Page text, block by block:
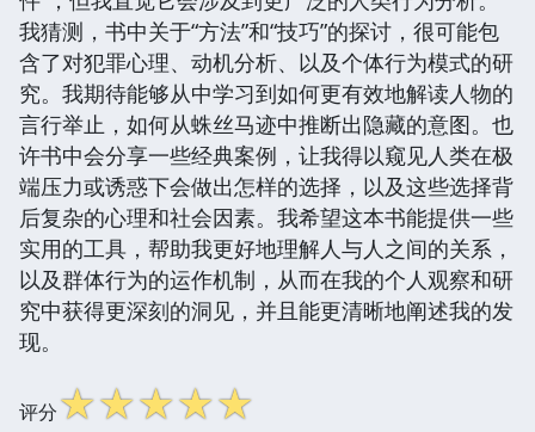
我猜测，书中关于“方法”和“技巧”的探讨，很可能包
含了对犯罪心理、动机分析、以及个体行为模式的研
究。我期待能够从中学习到如何更有效地解读人物的
言行举止，如何从蛛丝马迹中推断出隐藏的意图。也
许书中会分享一些经典案例，让我得以窥见人类在极
端压力或诱惑下会做出怎样的选择，以及这些选择背
后复杂的心理和社会因素。我希望这本书能提供一些
实用的工具，帮助我更好地理解人与人之间的关系，
以及群体行为的运作机制，从而在我的个人观察和研
究中获得更深刻的洞见，并且能更清晰地阐述我的发
现。
评分☆☆☆☆☆